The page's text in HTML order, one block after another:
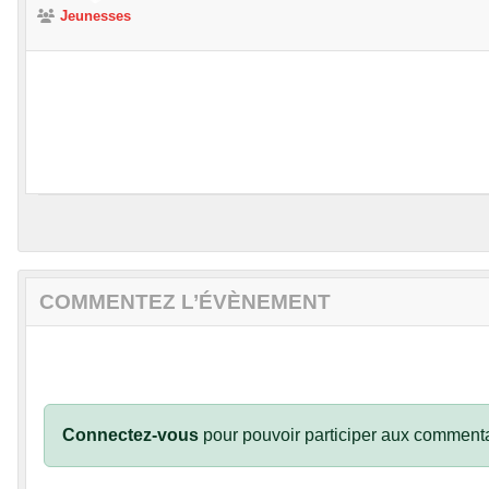
Jeunesses
COMMENTEZ L’ÉVÈNEMENT
Connectez-vous pour pouvoir participer aux